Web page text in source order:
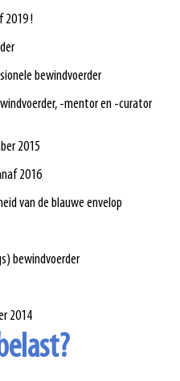
2019 !
bewindvoerder
-mentor en -curator
2015
2016
van de blauwe envelop
bewindvoerder
2014